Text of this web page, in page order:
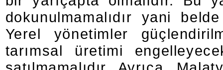
dokunulmamalıdır yani
Yerel yönetimler
tarımsal üretimi